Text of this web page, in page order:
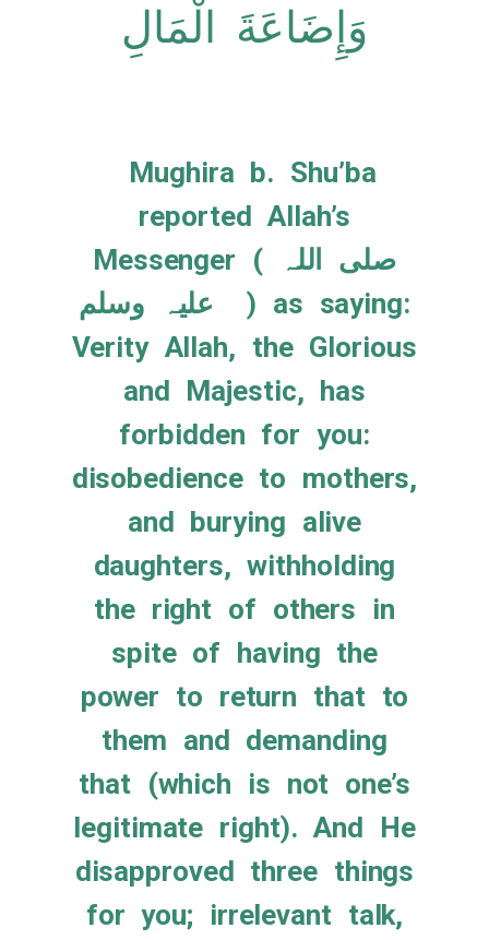
وَإِضَاعَةَ الْمَالِ
Mughira b. Shu’ba
reported Allah’s
Messenger ( ‌صلی ‌اللہ
‌علیہ ‌وسلم ‌ ) as saying:
Verity Allah, the Glorious
and Majestic, has
forbidden for you:
disobedience to mothers,
and burying alive
daughters, withholding
the right of others in
spite of having the
power to return that to
them and demanding
that (which is not one’s
legitimate right). And He
disapproved three things
for you; irrelevant talk,